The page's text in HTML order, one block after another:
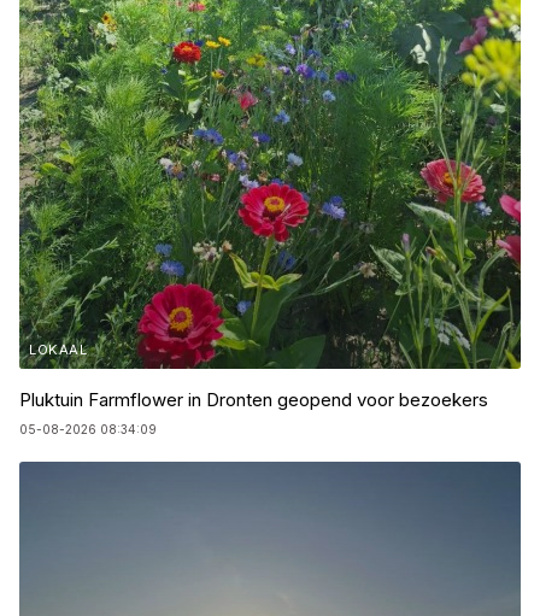
LOKAAL
Pluktuin Farmflower in Dronten geopend voor bezoekers
05-08-2026 08:34:09